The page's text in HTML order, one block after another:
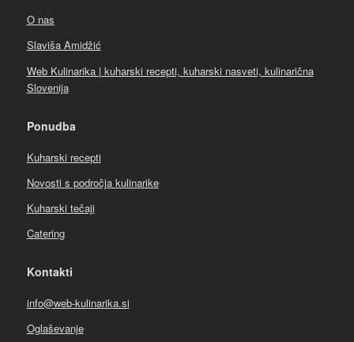
O nas
Slaviša Amidžić
Web Kulinarika | kuharski recepti, kuharski nasveti, kulinarična
Slovenija
Ponudba
Kuharski recepti
Novosti s področja kulinarike
Kuharski tečaji
Catering
Kontakti
info@web-kulinarika.si
Oglaševanje